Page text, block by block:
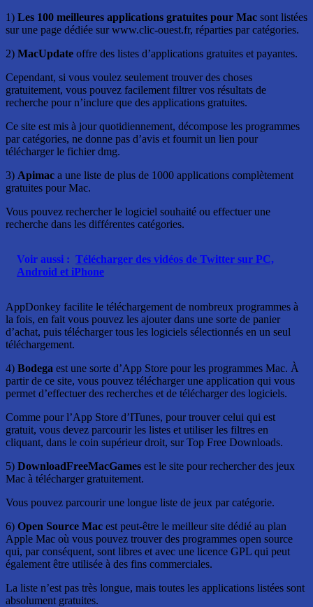
1) Les 100 meilleures applications gratuites pour Mac sont listées
sur une page dédiée sur www.clic-ouest.fr, réparties par catégories.
2) MacUpdate offre des listes d’applications gratuites et payantes.
Cependant, si vous voulez seulement trouver des choses
gratuitement, vous pouvez facilement filtrer vos résultats de
recherche pour n’inclure que des applications gratuites.
Ce site est mis à jour quotidiennement, décompose les programmes
par catégories, ne donne pas d’avis et fournit un lien pour
télécharger le fichier dmg.
3) Apimac a une liste de plus de 1000 applications complètement
gratuites pour Mac.
Vous pouvez rechercher le logiciel souhaité ou effectuer une
recherche dans les différentes catégories.
Voir aussi : Télécharger des vidéos de Twitter sur PC,
Android et iPhone
AppDonkey facilite le téléchargement de nombreux programmes à
la fois, en fait vous pouvez les ajouter dans une sorte de panier
d’achat, puis télécharger tous les logiciels sélectionnés en un seul
téléchargement.
4) Bodega est une sorte d’App Store pour les programmes Mac. À
partir de ce site, vous pouvez télécharger une application qui vous
permet d’effectuer des recherches et de télécharger des logiciels.
Comme pour l’App Store d’ITunes, pour trouver celui qui est
gratuit, vous devez parcourir les listes et utiliser les filtres en
cliquant, dans le coin supérieur droit, sur Top Free Downloads.
5) DownloadFreeMacGames est le site pour rechercher des jeux
Mac à télécharger gratuitement.
Vous pouvez parcourir une longue liste de jeux par catégorie.
6) Open Source Mac est peut-être le meilleur site dédié au plan
Apple Mac où vous pouvez trouver des programmes open source
qui, par conséquent, sont libres et avec une licence GPL qui peut
également être utilisée à des fins commerciales.
La liste n’est pas très longue, mais toutes les applications listées sont
absolument gratuites.